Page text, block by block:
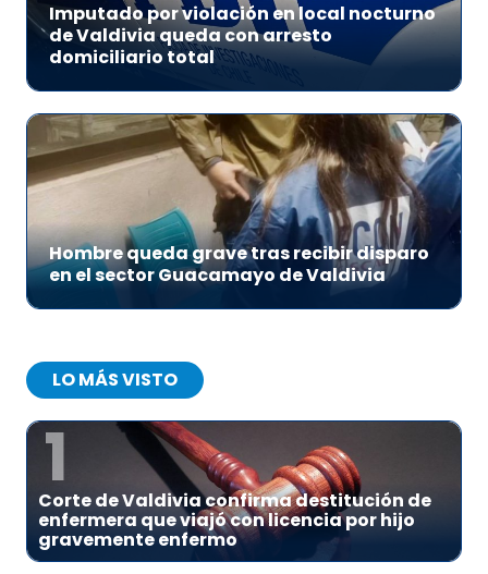
Imputado por violación en local nocturno
de Valdivia queda con arresto
domiciliario total
Hombre queda grave tras recibir disparo
en el sector Guacamayo de Valdivia
LO MÁS VISTO
1
Corte de Valdivia confirma destitución de
enfermera que viajó con licencia por hijo
gravemente enfermo